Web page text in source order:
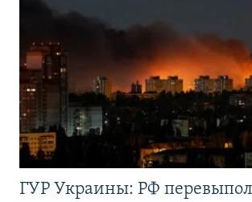
ГУР Украины: РФ